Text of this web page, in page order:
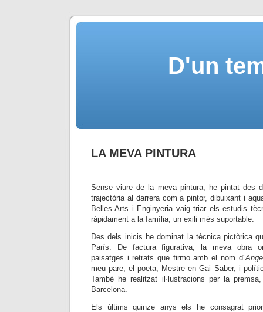
D'un
LA MEVA PINTURA
Sense viure de la meva pintura, he pintat des
trajectòria al darrera com a pintor, dibuixant i
Belles Arts i Enginyeria vaig triar els estudis
ràpidament a la família, un exili més suportable.
Des dels inicis he dominat la tècnica pictòrica
París. De factura figurativa, la meva obra
paisatges i retrats que firmo amb el nom d´
meu pare, el poeta, Mestre en Gai Saber, i
També he realitzat il·lustracions per la
Barcelona.
Els últims quinze anys els he consagrat